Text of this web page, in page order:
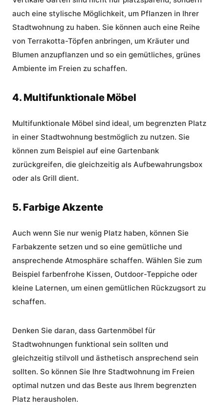
auch eine stylische Möglichkeit, um Pflanzen in Ihrer
Stadtwohnung zu haben. Sie können auch eine Reihe
von Terrakotta-Töpfen anbringen, um Kräuter und
Blumen anzupflanzen und so ein gemütliches, grünes
Ambiente im Freien zu schaffen.
4. Multifunktionale Möbel
Multifunktionale Möbel sind ideal, um begrenzten Platz
in einer Stadtwohnung bestmöglich zu nutzen. Sie
können zum Beispiel auf eine Gartenbank
zurückgreifen, die gleichzeitig als Aufbewahrungsbox
oder als Grill dient.
5. Farbige Akzente
Auch wenn Sie nur wenig Platz haben, können Sie
Farbakzente setzen und so eine gemütliche und
ansprechende Atmosphäre schaffen. Wählen Sie zum
Beispiel farbenfrohe Kissen, Outdoor-Teppiche oder
kleine Laternen, um einen gemütlichen Rückzugsort zu
schaffen.
Denken Sie daran, dass Gartenmöbel für
Stadtwohnungen funktional sein sollten und
gleichzeitig stilvoll und ästhetisch ansprechend sein
sollten. So können Sie Ihre Stadtwohnung im Freien
optimal nutzen und das Beste aus Ihrem begrenzten
Platz herausholen.